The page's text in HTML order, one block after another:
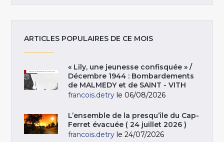
ARTICLES POPULAIRES DE CE MOIS
« Lily, une jeunesse confisquée » /
Décembre 1944 : Bombardements
de MALMEDY et de SAINT - VITH
francois.detry le 06/08/2026
L’ensemble de la presqu’île du Cap-
Ferret évacuée ( 24 juillet 2026 )
francois.detry le 24/07/2026